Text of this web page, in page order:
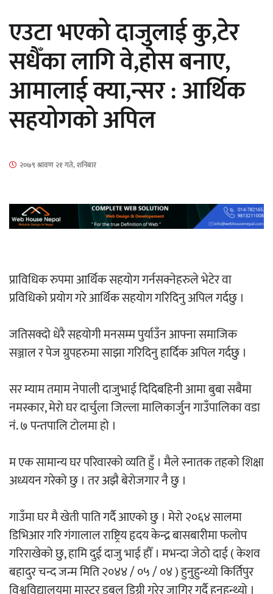
सार्वजनिक
माताकाे नाममा गलत गतिविधि गर्ने थापा प्रहरी
नियन्त्रणमा
‘ईयुमा डट कम’ले बुधबारदेखि आफ्नो
औपचारिक सेवा सञ्चालनमा
हलमा छैन ‘गौँथली’को टिकट
‘आइतबारको अफिस’ को परिचर्चा सम्पन्न
अर्जुन चन्द्रको ‘संवेदनाका प्रतिध्वनि’
एउटा भएको दाजुलाई कु,टेर
सधैँका लागि वे,होस बनाए,
आमालाई क्या,न्सर : आर्थिक
सहयोगको अपिल
२०७९ श्रावण २१ गते, शनिबार
प्राविधिक रुपमा आर्थिक सहयोग गर्नसक्नेहरुले भेटेर वा
प्रविधिको प्रयोग गरे आर्थिक सहयोग गरिदिनु अपिल गर्दछु ।
जतिसक्दो धेरै सहयोगी मनसम्म पुर्याउँन आफ्ना समाजिक
सञ्जाल र पेज ग्रुपहरुमा साझा गरिदिनु हार्दिक अपिल गर्दछु ।
सर म्याम तमाम नेपाली दाजुभाई दिदिबहिनी आमा बुबा सबैमा
नमस्कार, मेरो घर दार्चुला जिल्ला मालिकार्जुन गाउँपालिका वडा
नं. ७ पन्तपालि टोलमा हो ।
म एक सामान्य घर परिवारको व्यति हुँ । मैले स्नातक तहको शिक्षा
अध्ययन गरेको छु । तर अझै बेरोजगार नै छु ।
गाउँमा घर मै खेती पाति गर्दै आएको छु । मेरो २०६४ सालमा
डिभिआर गरि गंगालाल राष्ट्रिय हृदय केन्द्र बासबारीमा फलोप
गरिराखेको छु, हामि दुई दाजु भाई हौँ । मभन्दा जेठो दाई ( केशव
बहादुर चन्द जन्म मिति २०४४ / ०५ / ०४ ) हुनुहुन्थ्यो किर्तिपुर